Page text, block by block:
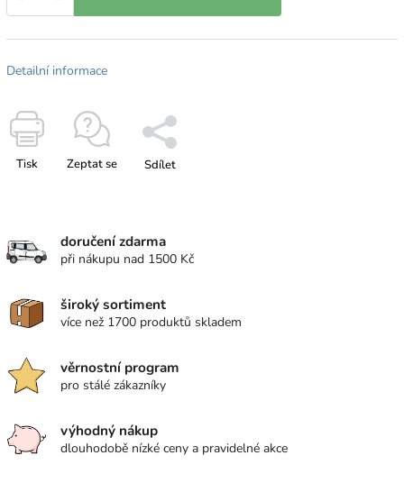
Detailní informace
Tisk Zeptat se Sdílet
doručení zdarma
při nákupu nad 1500 Kč
široký sortiment
více než 1700 produktů skladem
věrnostní program
pro stálé zákazníky
výhodný nákup
dlouhodobě nízké ceny a pravidelné akce